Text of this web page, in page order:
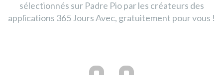
sélectionnés sur Padre Pio par les créateurs des
applications 365 Jours Avec, gratuitement pour vous !